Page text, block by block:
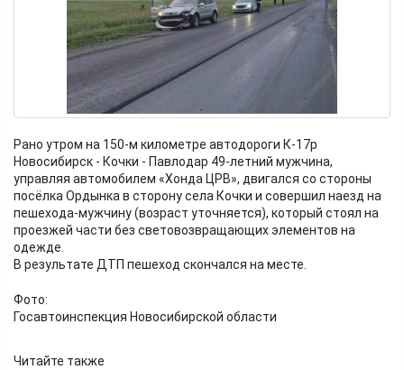
Рано утром на 150-м километре автодороги К-17р
Новосибирск - Кочки - Павлодар 49-летний мужчина,
управляя автомобилем «Хонда ЦРВ», двигался со стороны
посёлка Ордынка в сторону села Кочки и совершил наезд на
пешехода-мужчину (возраст уточняется), который стоял на
проезжей части без световозвращающих элементов на
одежде.
В результате ДТП пешеход скончался на месте.
Фото:
Госавтоинспекция Новосибирской области
Читайте также